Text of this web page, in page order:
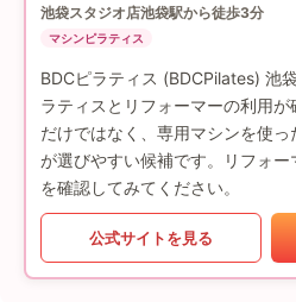
池袋スタジオ店池袋駅から徒歩3分
マシンピラティス
BDCピラティス (BDCPilates) 池
ラティスとリフォーマーの利用
だけではなく、専用マシンを使
が選びやすい候補です。リフォ
を確認してみてください。
公式サイトを見る